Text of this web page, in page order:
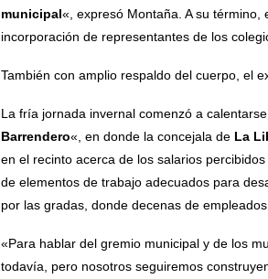
municipal«, expresó Montaña. A su término,
incorporación de representantes de los
También con amplio respaldo del cuerpo, el
La fría jornada invernal comenzó a
Barrendero«, en donde la concejala de La
en el recinto acerca de los salarios
de elementos de trabajo adecuados para
por las gradas, donde decenas de
«Para hablar del gremio municipal y de los
todavía, pero nosotros seguiremos